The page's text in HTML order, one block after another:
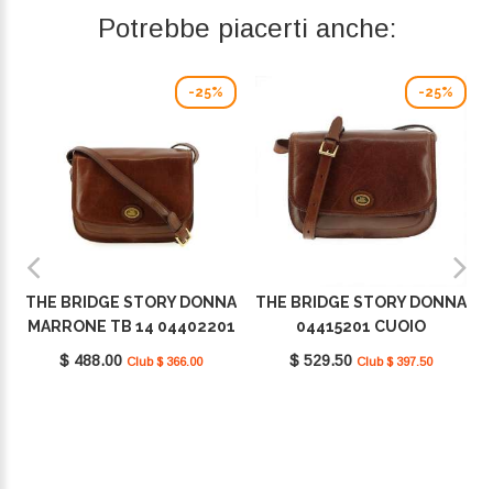
Potrebbe piacerti anche:
-25%
THE BRIDGE STORY DONNA
MARRONE TB 14 04402201
$ 488.00 Club $ 366.00
-25%
THE BRIDGE STORY DONNA
04415201 CUOIO
$ 529.50 Club $ 397.50